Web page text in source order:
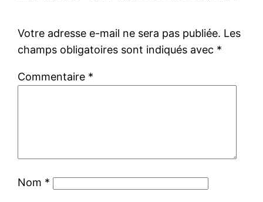
Votre adresse e-mail ne sera pas publiée. Les
champs obligatoires sont indiqués avec *
Commentaire *
Nom *